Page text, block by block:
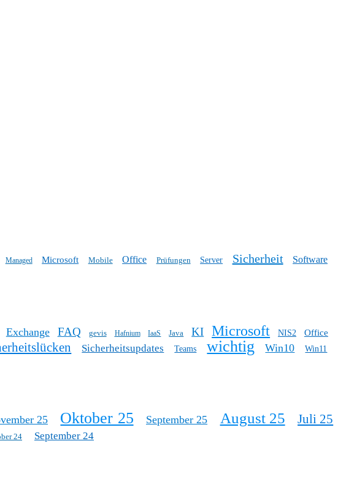
Managed Microsoft Mobile Office Prüfungen Server Sicherheit Software
Exchange FAQ gevis Hafnium IaaS Java KI Microsoft NIS2
Office
Sicherheitsupdates Teams wichtig Win10 Win11
25 Oktober 25 September 25 August 25 Juli 25
24 September 24